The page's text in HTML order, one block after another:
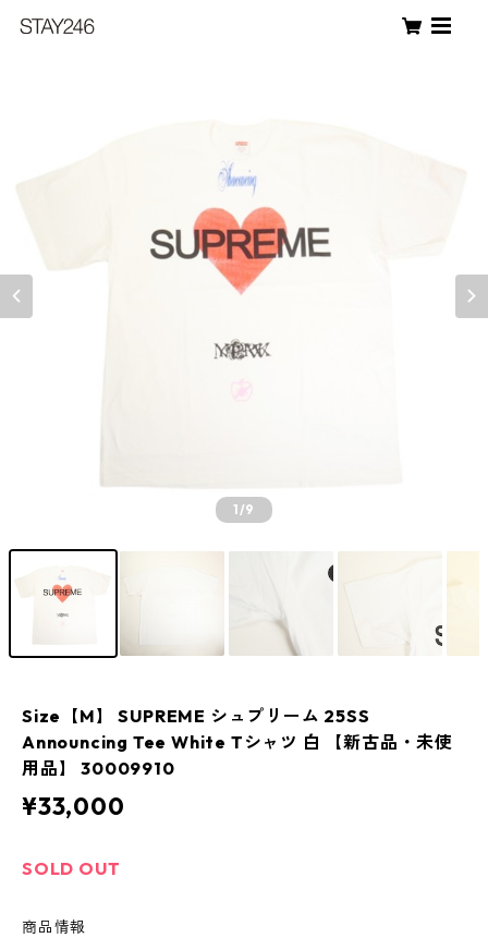
1/9
Size【M】 SUPREME シュプリーム 25SS
Announcing Tee White Tシャツ 白 【新古品・未使
用品】 30009910
¥33,000
SOLD OUT
商品情報